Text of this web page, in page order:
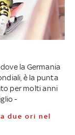
la Germania
è la punta
per molti anni
-